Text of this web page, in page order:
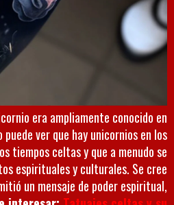
era ampliamente conocido en
puede ver que hay unicornios en los
tiempos celtas y que a menudo se
espirituales y culturales. Se cree
un mensaje de poder espiritual,